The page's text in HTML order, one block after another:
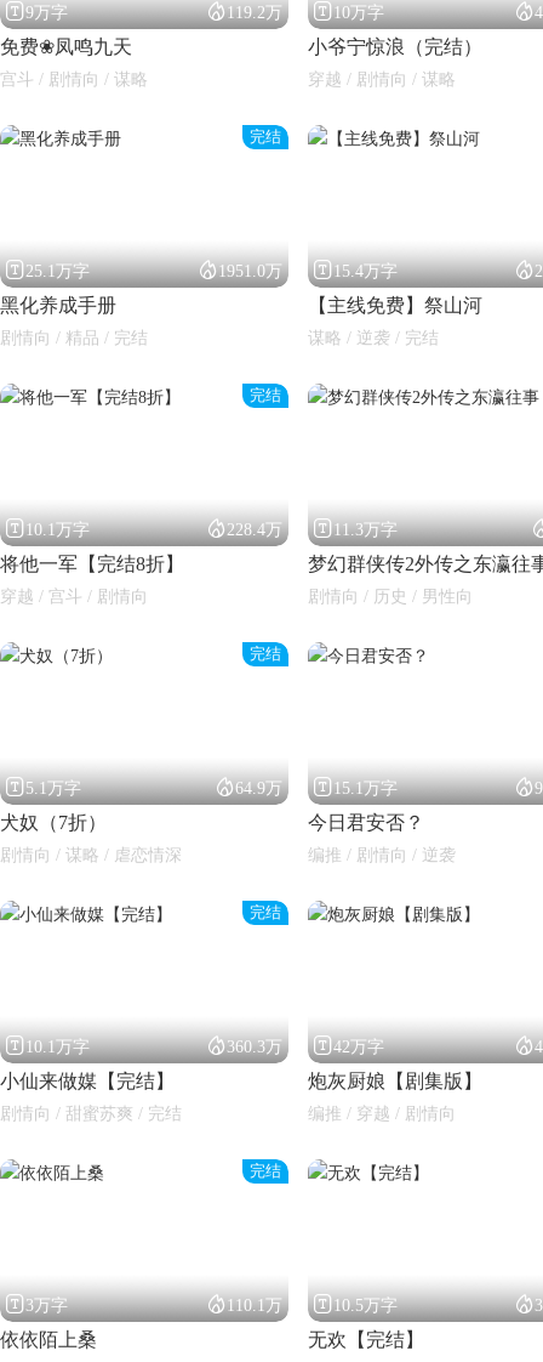
9万字 119.2万
免费❀凤鸣九天
宫斗 / 剧情向 / 谋略
10万字 
小爷宁惊浪（完结）
穿越 / 剧情向 / 谋略
完结
25.1万字 1951.0万
黑化养成手册
剧情向 / 精品 / 完结
15.4万字 
【主线免费】祭山河
谋略 / 逆袭 / 完结
完结
10.1万字 228.4万
将他一军【完结8折】
穿越 / 宫斗 / 剧情向
11.3万字
梦幻群侠传2外传之东瀛往
剧情向 / 历史 / 男性向
完结
5.1万字 64.9万
犬奴（7折）
剧情向 / 谋略 / 虐恋情深
15.1万字 
今日君安否？
编推 / 剧情向 / 逆袭
完结
10.1万字 360.3万
小仙来做媒【完结】
剧情向 / 甜蜜苏爽 / 完结
42万字 
炮灰厨娘【剧集版】
编推 / 穿越 / 剧情向
完结
3万字 110.1万
依依陌上桑
10.5万字 
无欢【完结】